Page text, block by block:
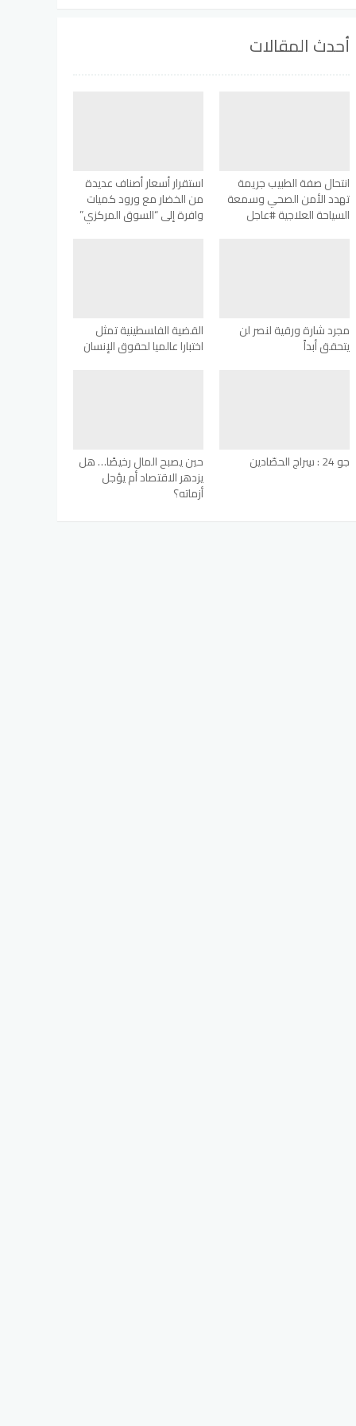
أحدث المقالات
انتحال صفة الطبيب جريمة
تهدد الأمن الصحي وسمعة
السياحة العلاجية #عاجل
استقرار أسعار أصناف عديدة
من الخضار مع ورود كميات
وافرة إلى “السوق المركزي”
مجرد شارة ورقية لنصر لن
يتحقق أبداً
القضية الفلسطينية تمثل
اختبارا عالميا لحقوق الإنسان
جو 24 : سِراج الحصّادين حين يصبح المال رخيصًا… هل
يزدهر الاقتصاد أم يؤجل
أزماته؟